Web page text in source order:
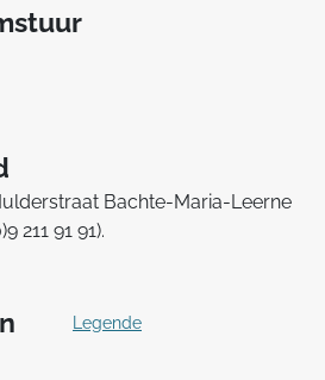
Bachte-Maria-Leerne
211 91 91).
Legende